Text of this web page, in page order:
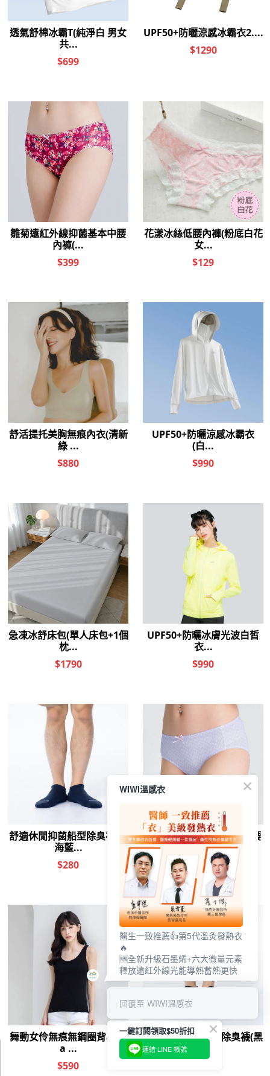
加入購物車
WIWI溫感衣
醫生一致推薦👍第5代溫灸發熱衣
🔥
🆕全新升級石墨烯+六大微量元素
釋放遠紅外線光能導熱蓄熱更快
回覆至 WIWI溫感衣
一鍵訂閱領取$50折扣
連結 LINE 帳號